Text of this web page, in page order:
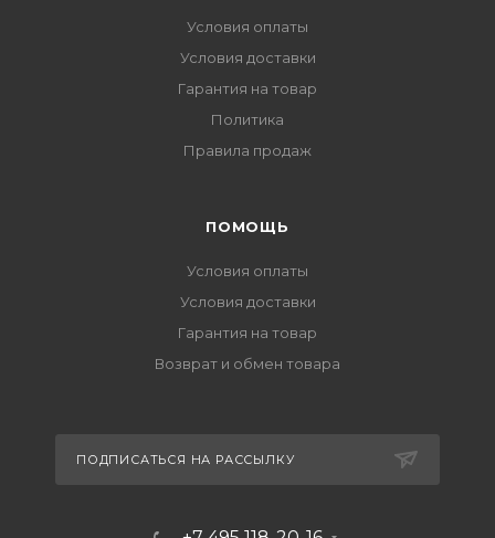
Условия оплаты
Условия доставки
Гарантия на товар
Политика
Правила продаж
ПОМОЩЬ
Условия оплаты
Условия доставки
Гарантия на товар
Возврат и обмен товара
ПОДПИСАТЬСЯ НА РАССЫЛКУ